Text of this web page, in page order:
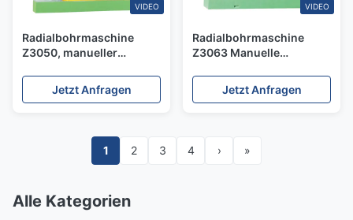
VIDEO
Radialbohrmaschine
Z3050, manueller
Drehzahländerung, 50
mm
Jetzt Anfragen
VIDEO
Radialbohrmaschine
Z3063 Manuelle
Drehzahländerung 50mm
Bohrungsdurchmesser
Jetzt Anfragen
1 2 3 4 › »
Alle Kategorien